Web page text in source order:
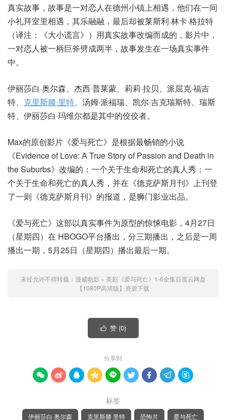
真实故事，故事是一对恋人在德州小镇上相遇，他们在一间
小礼拜室里相遇，其乐融融，最后却被莱斯利·林卡·格拉特
（译注：《大小谎言》）用真实故事改编而成的，影片中，
一对恋人被一柄巨斧劈成两半，故事发生在一场真实事件
中。
伊丽莎白·奥尔森、杰西·普莱蒙、莉莉·拉贝、派屈克·福吉
特、 克里斯滕·里特 、汤姆·派福瑞、凯尔·吉克瑞斯特、瑞斯
特、伊丽莎白·玛维尔都是其中的佼佼者。
Max的原创影片《爱与死亡》是根据最畅销的小说
《Evidence of Love: A True Story of Passion and Death in
the Suburbs》改编的：一个关于生命和死亡的真人秀：一
个关于生命和死亡的真人秀，并在《德克萨斯月刊》上刊登
了一则《德克萨斯月刊》的报道，是狮门影业出品。
《爱与死亡》这部以真实事件为原型的惊悚电影，4月27日
（星期四）在 HBOGO平台播出，分三期播出，之后是一周
播出一期，5月25日（星期四）播出最后一期。
未经允许不得转载： 漫威电影 » 美剧《爱与死亡》1-6全集百度云网盘
【1080P高清版】资源下载
 赞 (0)
分享到
        
标签
伊丽莎白·奥尔森 克里斯滕·里特 恐怖片 爱与死亡